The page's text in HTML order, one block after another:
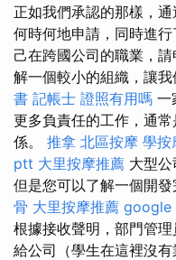
正如我們承認的那樣，
何時何地申請，同時進
己在跨國公司的職業，
解一個較小的組織，讓我
書 記帳士 證照有用嗎 一
更多負責任的工作，通
係。 推拿 北區按摩 學按
ptt 大里按摩推薦 大型公
但是您可以了解一個開發
骨 大里按摩推薦 google
根據接收聲明，部門管
給公司（學生在這裡沒